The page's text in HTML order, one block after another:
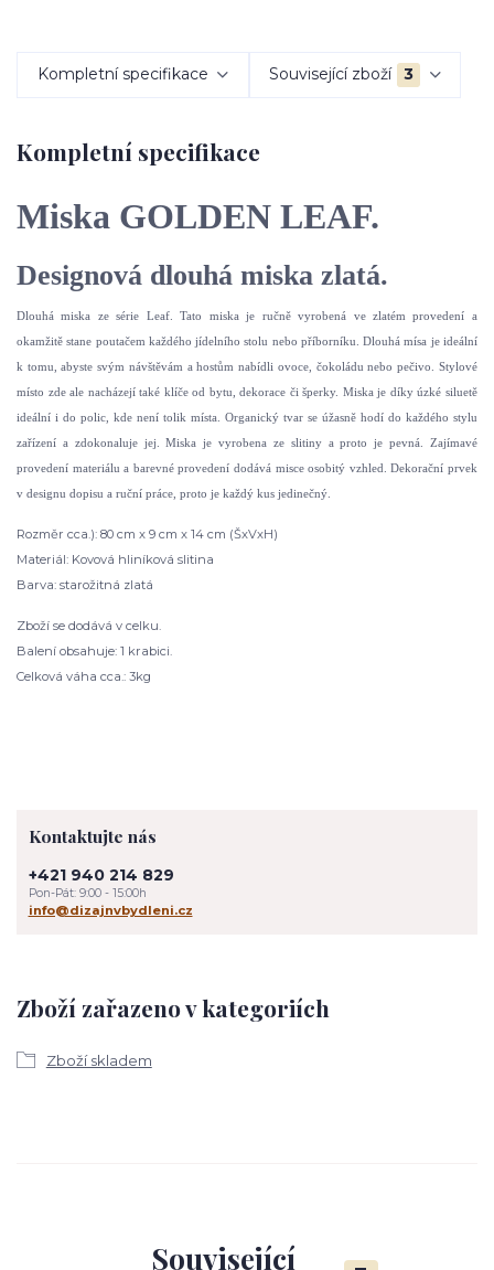
Kompletní specifikace Související zboží 3
Kompletní specifikace
Miska GOLDEN LEAF.
Designová dlouhá miska zlatá.
Dlouhá miska ze série Leaf. Tato miska je ručně vyrobená ve zlatém provedení a
okamžitě stane poutačem každého jídelního stolu nebo příborníku. Dlouhá mísa je ideální
k tomu, abyste svým návštěvám a hostům nabídli ovoce, čokoládu nebo pečivo. Stylové
místo zde ale nacházejí také klíče od bytu, dekorace či šperky. Miska je díky úzké siluetě
ideální i do polic, kde není tolik místa. Organický tvar se úžasně hodí do každého stylu
zařízení a zdokonaluje jej. Miska je vyrobena ze slitiny a proto je pevná. Zajímavé
provedení materiálu a barevné provedení dodává misce osobitý vzhled. Dekorační prvek
v designu dopisu a ruční práce, proto je každý kus jedinečný.
Rozměr cca.): 80 cm x 9 cm x 14 cm (ŠxVxH)
Materiál: Kovová hliníková slitina
Barva: starožitná zlatá
Zboží se dodává v celku.
Balení obsahuje: 1 krabici.
Celková váha cca.: 3kg
Zboží zařazeno v kategoriích
Zboží skladem
Kontaktujte nás
+421 940 214 829
Pon-Pát: 9:00 - 15:00h
info@dizajnvbydleni.cz
Související